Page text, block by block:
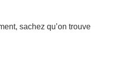
sachez qu’on trouve